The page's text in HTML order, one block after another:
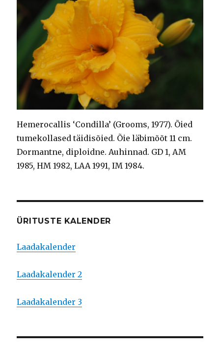
Hemerocallis ‘Condilla’ (Grooms, 1977). Õied
tumekollased täidisõied. Õie läbimõõt 11 cm.
Dormantne, diploidne. Auhinnad. GD 1, AM
1985, HM 1982, LAA 1991, IM 1984.
ÜRITUSTE KALENDER
Laadakalender
Laadakalender 2
Laadakalender 3